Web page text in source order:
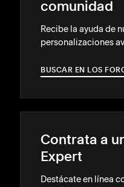
comunidad
Recibe la ayuda de
personalizaciones
BUSCAR EN LOS →
Contrata a
Expert
Destácate en línea